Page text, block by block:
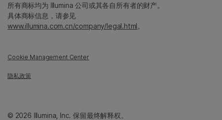
所有商标均为 Illumina 公司或其各自所有者的财产。
具体商标信息，请参见
www.illumina.com.cn/company/legal.html。
Cookie Management Center
隐私政策
© 2026 Illumina, Inc. 保留最终解释权。